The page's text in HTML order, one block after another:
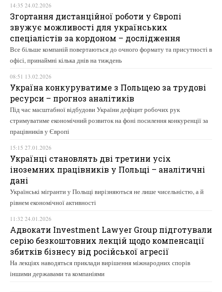
14:35 24.02.2026
Згортання дистанційної роботи у Європі
звужує можливості для українських
спеціалістів за кордоном – дослідження
Все більше компаній повертаються до очного формату та присутності в
офісі, принаймні кілька днів на тиждень
08:51 13.02.2026
Україна конкуруватиме з Польщею за трудові
ресурси – прогноз аналітиків
Під час масштабної відбудови України дефіцит робочих рук
стримуватиме економічний розвиток на фоні посилення конкуренції за
працівників у Європі
15:15 27.01.2026
Українці становлять дві третини усіх
іноземних працівників у Польщі – аналітичні
дані
Українські мігранти у Польщі вирізняються не лише чисельністю, а й
рівнем економічної активності
11:32 24.01.2026
Адвокати Investment Lawyer Group підготували
серію безкоштовних лекцій щодо компенсації
збитків бізнесу від російської агресії
На лекціях наводяться приклади вирішення міжнародних спорів
іншими державами та компаніями